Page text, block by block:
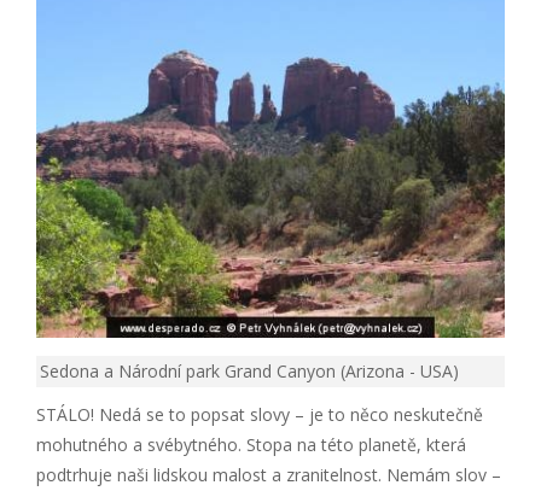
Sedona a Národní park Grand Canyon (Arizona - USA)
STÁLO! Nedá se to popsat slovy – je to něco neskutečně
mohutného a svébytného. Stopa na této planetě, která
podtrhuje naši lidskou malost a zranitelnost. Nemám slov –